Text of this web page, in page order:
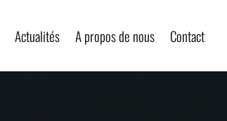
Actualités A propos de nous Contact